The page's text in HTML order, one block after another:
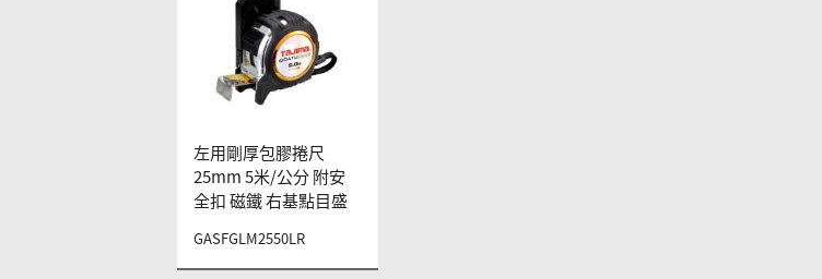
左用剛厚包膠捲尺
25mm 5米/公分 附安
全扣 磁鐵 右基點目盛
GASFGLM2550LR